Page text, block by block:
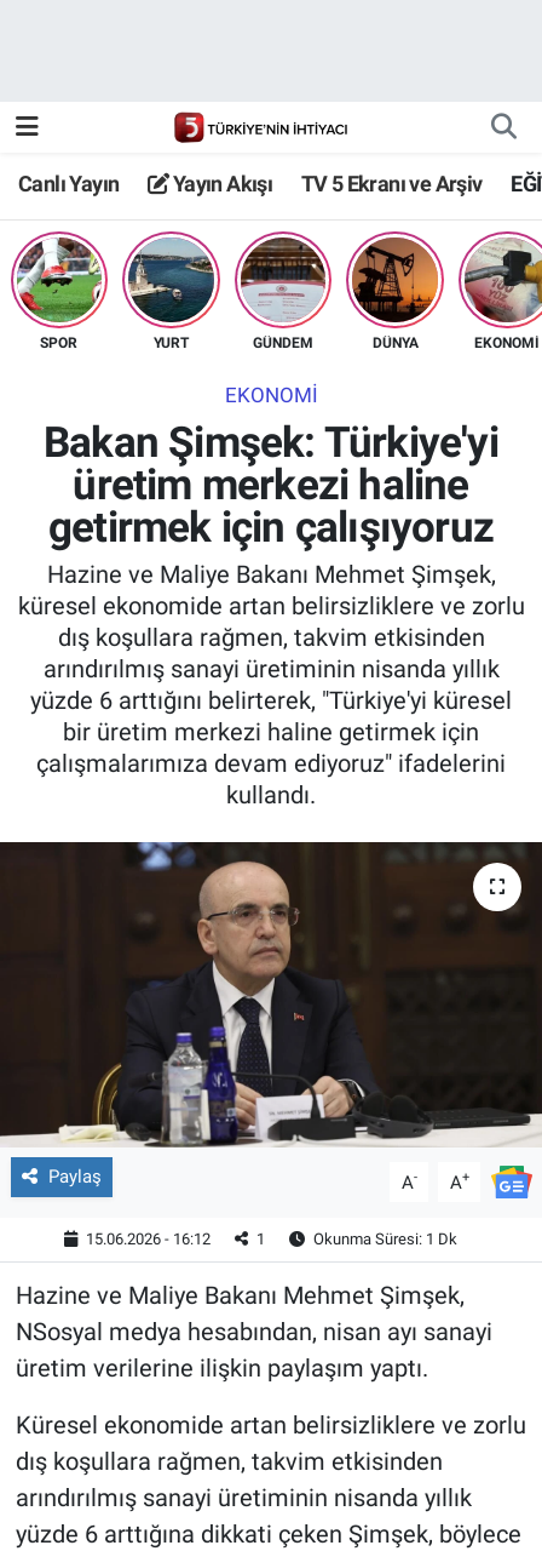
Canlı Yayın Yayın Akışı TV 5 Ekranı ve Arşiv
SPOR YURT GÜNDEM DÜNYA EKONOMİ
EKONOMİ
Bakan Şimşek: Türkiye'yi
üretim merkezi haline
getirmek için çalışıyoruz
Hazine ve Maliye Bakanı Mehmet Şimşek,
küresel ekonomide artan belirsizliklere ve zorlu
dış koşullara rağmen, takvim etkisinden
arındırılmış sanayi üretiminin nisanda yıllık
yüzde 6 arttığını belirterek, "Türkiye'yi küresel
bir üretim merkezi haline getirmek için
çalışmalarımıza devam ediyoruz" ifadelerini
kullandı.
Paylaş A- A+
15.06.2026 - 16:12 1 Okunma Süresi: 1 Dk
Hazine ve Maliye Bakanı Mehmet Şimşek,
NSosyal medya hesabından, nisan ayı sanayi
üretim verilerine ilişkin paylaşım yaptı.
Küresel ekonomide artan belirsizliklere ve zorlu
dış koşullara rağmen, takvim etkisinden
arındırılmış sanayi üretiminin nisanda yıllık
yüzde 6 arttığına dikkati çeken Şimşek, böylece
TV 5 Ekranı ve Arşiv